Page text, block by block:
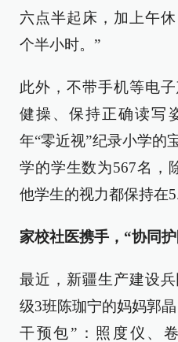
六点半起床，加上午
个半小时。”
此外，不带手机等电
健操、保持正确读写
年“零近视”纪录小学的
学的学生数为567名，
他学生的视力都保持在
家校社医携手，“协同
最近，新疆生产建设
级3班陈珈宁的妈妈郭
干预包”：照度仪、